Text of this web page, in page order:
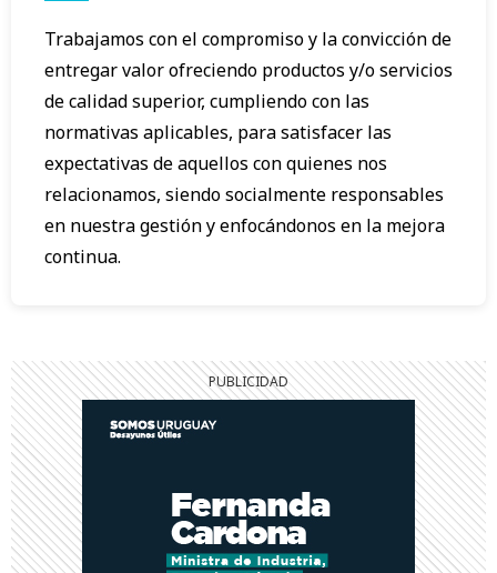
Trabajamos con el compromiso y la convicción de
entregar valor ofreciendo productos y/o servicios
de calidad superior, cumpliendo con las
normativas aplicables, para satisfacer las
expectativas de aquellos con quienes nos
relacionamos, siendo socialmente responsables
en nuestra gestión y enfocándonos en la mejora
continua.